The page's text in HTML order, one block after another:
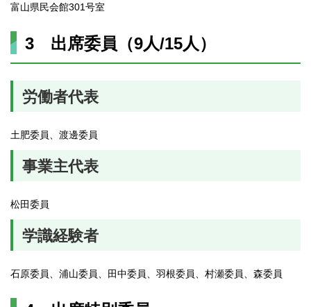
富山県民会館301号室
3 出席委員（9人/15人）
労働者代表
土肥委員、渡邊委員
事業主代表
松田委員
学識経験者
石原委員、浦山委員、田中委員、羽根委員、村瀬委員、森委員